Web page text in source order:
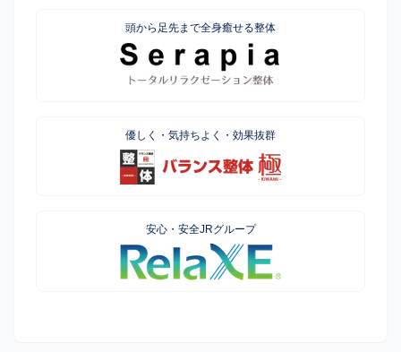
頭から足先まで全身癒せる整体
優しく・気持ちよく・効果抜群
安心・安全JRグループ